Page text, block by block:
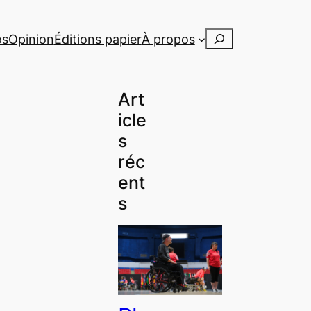
OpinionÉditions papierÀ propos Rechercher
Art
icle
s
réc
ent
s